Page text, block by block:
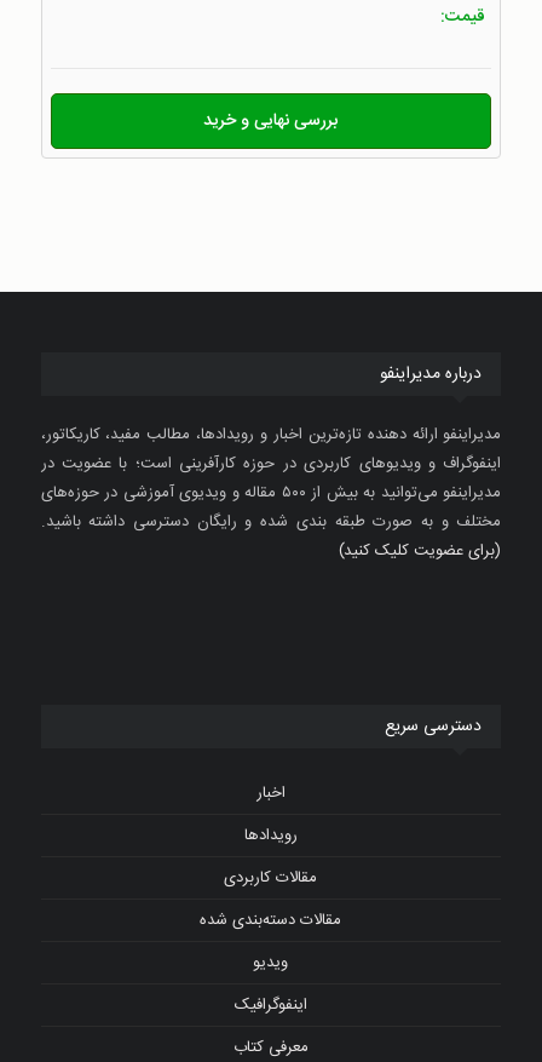
قیمت:
بررسی نهایی و خرید
درباره مدیراینفو
مدیراینفو ارائه دهنده تازه‌ترین اخبار و رویدادها، مطالب مفید، کاریکاتور،
اینفوگراف و ویدیوهای کاربردی در حوزه کارآفرینی است؛ با عضویت در
مدیراینفو می‌توانید به بیش از ۵۰۰ مقاله و ویدیوی آموزشی در حوزه‌های
مختلف و به صورت طبقه بندی شده و رایگان دسترسی داشته باشید.
(برای عضویت کلیک کنید)
دسترسی سریع
اخبار
رویدادها
مقالات کاربردی
مقالات دسته‌بندی شده
ویدیو
اینفوگرافیک
معرفی کتاب